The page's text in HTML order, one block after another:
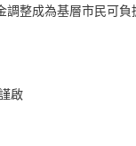
調整成為基層市民可負
啟